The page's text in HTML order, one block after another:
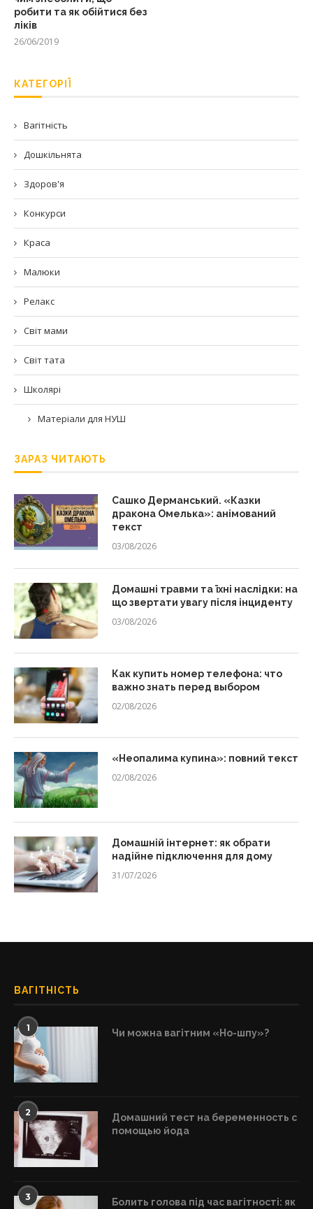
робити та як обійтися без
ліків
26/06/2019
КАТЕГОРІЇ
Вагітність
Дошкільнята
Здоров'я
Конкурси
Краса
Малюки
Релакс
Світ мами
Світ тата
Школярі
Матеріали для НУШ
ЗАРАЗ ЧИТАЮТЬ
Сашко Дерманський. «Казки
дракона Омелька»: анімований
текст
03/08/2026
Домашні травми та їхні наслідки: на
що звертати увагу після інциденту
03/08/2026
Как купить номер телефона: что
важно знать перед выбором
02/08/2026
«Неопалима купина»: повний текст
02/08/2026
Домашній інтернет: як обрати
надійне підключення для дому
31/07/2026
ВАГІТНІСТЬ
1 Чи можна вагітним «Но-шпу»?
2
Домашний тест на беременность с
помощью йода
3
Болить голова під час вагітності: як